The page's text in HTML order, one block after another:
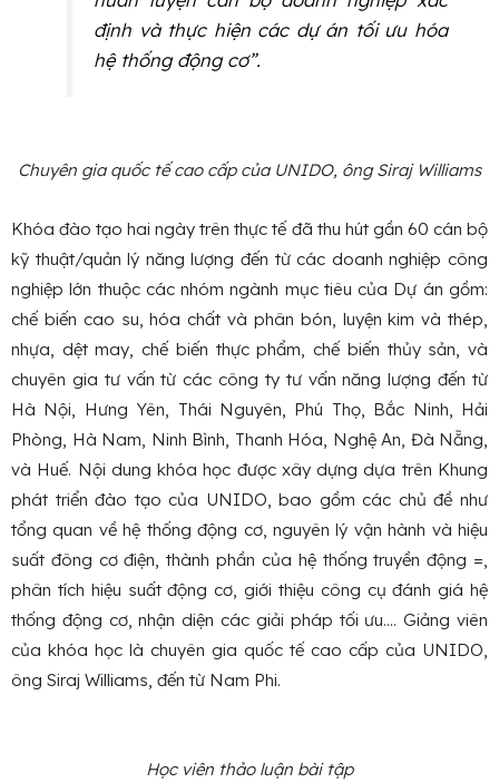
định và thực hiện các dự án tối ưu hóa
hệ thống động cơ”.
Chuyên gia quốc tế cao cấp của UNIDO, ông Siraj Williams
Khóa đào tạo hai ngày trên thực tế đã thu hút gần 60 cán bộ
kỹ thuật/quản lý năng lượng đến từ các doanh nghiệp công
nghiệp lớn thuộc các nhóm ngành mục tiêu của Dự án gồm:
chế biến cao su, hóa chất và phân bón, luyện kim và thép,
nhựa, dệt may, chế biến thực phẩm, chế biến thủy sản, và
chuyên gia tư vấn từ các công ty tư vấn năng lượng đến từ
Hà Nội, Hưng Yên, Thái Nguyên, Phú Thọ, Bắc Ninh, Hải
Phòng, Hà Nam, Ninh Bình, Thanh Hóa, Nghệ An, Đà Nẵng,
và Huế. Nội dung khóa học được xây dựng dựa trên Khung
phát triển đào tạo của UNIDO, bao gồm các chủ đề như
tổng quan về hệ thống động cơ, nguyên lý vận hành và hiệu
suất đông cơ điện, thành phần của hệ thống truyền động =,
phân tích hiệu suất động cơ, giới thiệu công cụ đánh giá hệ
thống động cơ, nhận diện các giải pháp tối ưu…. Giảng viên
của khóa học là chuyên gia quốc tế cao cấp của UNIDO,
ông Siraj Williams, đến từ Nam Phi.
Học viên thảo luận bài tập